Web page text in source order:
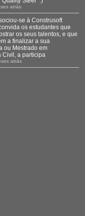
atrás
se à Construsoft
os estudantes que
os seus talentos, e que
a finalizar a sua
ou Mestrado em
Civil, a participa
atrás